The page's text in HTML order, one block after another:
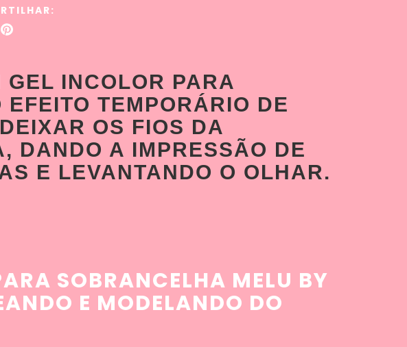
INCOLOR PARA
TEMPORÁRIO DE
OS FIOS DA
DANDO A IMPRESSÃO DE
E LEVANTANDO O OLHAR.
SOBRANCELHA MELU BY
E MODELANDO DO